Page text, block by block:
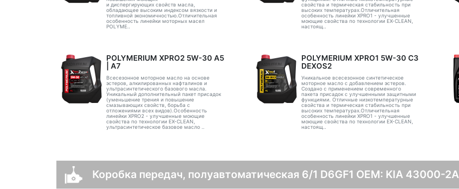
и диспергирующих свойств масла,
обладающее высоким индексом вязкости и
топливной экономичностью.Отличительная
особенность линейки моторных масел
POLYME..
свойства и термическая стабильность при
высоких температурах.Отличительная
особенность линейки XPRO1 - улучшенные
моющие свойства по технологии EX-CLEAN,
настоящ..
POLYMERIUM XPRO2 5W-30 А5
| А7
Всесезонное моторное масло на основе
эстеров, алкилированных нафталинов и
ультрасинтетического базового масла.
Уникальный дополнительный пакет присадок
(уменьшение трения и повышение
смазывающих свойств, борьба с
отложениями всех видов).Особенность
линейки XPRO2 - улучшенные моющие
свойства по технологии EX-CLEAN,
ультрасинтетическое базовое масло ..
POLYMERIUM XPRO1 5W-30 C3
DEXOS2
Уникальное всесезонное синтетическое
моторное масло с добавлением эстеров.
Создано с применением современного
пакета присадок с улучшенными защитными
функциями. Отличные низкотемпературные
свойства и термическая стабильность при
высоких температурах.Отличительная
особенность линейки XPRO1 - улучшенные
моющие свойства по технологии EX-CLEAN,
настоящ..
Коробка передач, полуавтоматическая 6/1 D6GF1 OEM: KIA 43000-